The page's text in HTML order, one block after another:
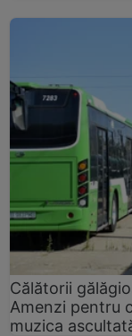
Călătorii
Amenzi pentru
muzica